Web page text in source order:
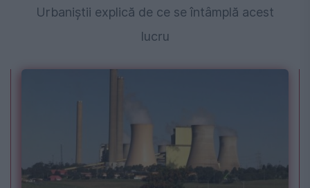
Urbaniștii explică de ce se întâmplă acest
lucru